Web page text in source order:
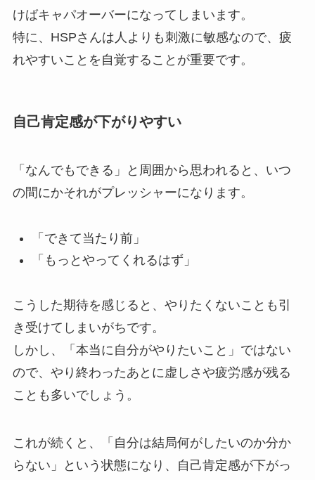
けばキャパオーバーになってしまいます。
特に、HSPさんは人よりも刺激に敏感なので、疲
れやすいことを自覚することが重要です。
自己肯定感が下がりやすい
「なんでもできる」と周囲から思われると、いつ
の間にかそれがプレッシャーになります。
「できて当たり前」
「もっとやってくれるはず」
こうした期待を感じると、やりたくないことも引
き受けてしまいがちです。
しかし、「本当に自分がやりたいこと」ではない
ので、やり終わったあとに虚しさや疲労感が残る
ことも多いでしょう。
これが続くと、「自分は結局何がしたいのか分か
らない」という状態になり、自己肯定感が下がっ